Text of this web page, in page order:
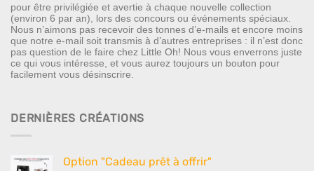
pour être privilégiée et avertie à chaque nouvelle collection
(environ 6 par an), lors des concours ou événements spéciaux.
Nous n’aimons pas recevoir des tonnes d’e-mails et encore moins
que notre e-mail soit transmis à d’autres entreprises : il n’est donc
pas question de le faire chez Little Oh! Nous vous enverrons juste
ce qui vous intéresse, et vous aurez toujours un bouton pour
facilement vous désinscrire.
DERNIÈRES CRÉATIONS
Option "Cadeau prêt à offrir"